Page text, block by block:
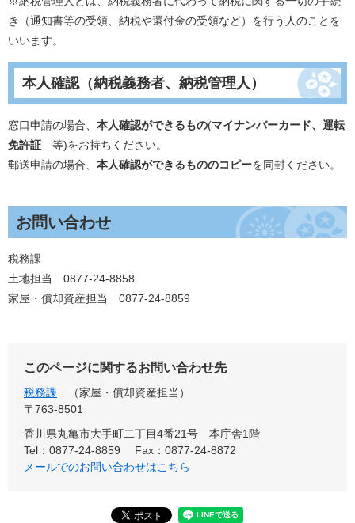
き（通知書等の受領、納税や還付金の受領など）を行う人のことを
いいます。
本人確認（納税義務者、納税管理人）
窓口申請の場合、 本人確認ができるもの(マイナンバーカード、運転
免許証 等)をお持ちください。
郵送申請の場合、 本人確認ができるもののコピーを同封ください。
お問い合わせ
税務課
土地担当 0877-24-8858
家屋・償却資産担当 0877-24-8859
このページに関するお問い合わせ先
税務課
家屋・償却資産担当
〒763-8501
香川県丸亀市大手町二丁目4番21号 本庁舎1階
Tel：0877-24-8859
Fax：0877-24-8872
メールでのお問い合わせはこちら